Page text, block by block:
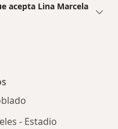
acepta Lina Marcela
- Estadio